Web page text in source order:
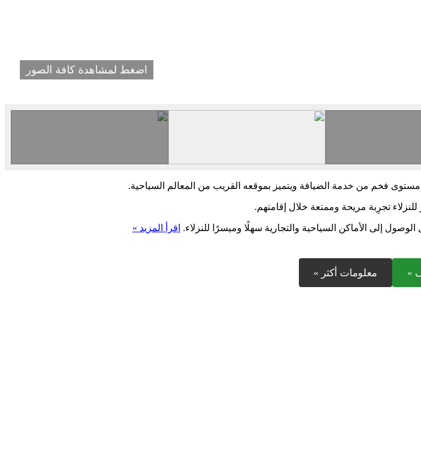
اضغط لمشاهدة كافة الصور
فخم من خدمة الضيافة ويتميز بموقعه القريب من المعالم السياحية.
تجرِبة مريحة وممتعة خلال إقامتهم.
إلى الأماكن السياحية والتجارية سهلًا وميسرًا للنزلاء. اقرأ المزيد »
» معلومات أكثر »